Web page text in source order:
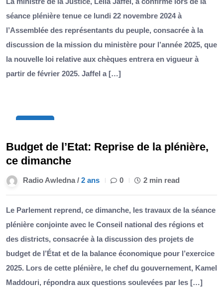
séance plénière tenue ce lundi 22 novembre 2024 à
l’Assemblée des représentants du peuple, consacrée à la
discussion de la mission du ministère pour l’année 2025, que
la nouvelle loi relative aux chèques entrera en vigueur à
partir de février 2025. Jaffel a […]
Budget de l’Etat: Reprise de la plénière,
ce dimanche
Radio Awledna / 2 ans 0 2 min read
Le Parlement reprend, ce dimanche, les travaux de la séance
plénière conjointe avec le Conseil national des régions et
des districts, consacrée à la discussion des projets de
budget de l’État et de la balance économique pour l’exercice
2025. Lors de cette plénière, le chef du gouvernement, Kamel
Maddouri, répondra aux questions soulevées par les […]